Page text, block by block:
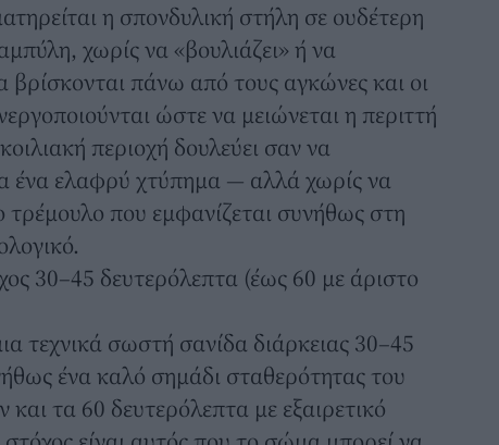
η σπονδυλική στήλη σε ουδέτερη
χωρίς να «βουλιάζει» ή να
βρίσκονται πάνω από τους αγκώνες και οι
ώστε να μειώνεται η περιττή
περιοχή δουλεύει σαν να
ένα ελαφρύ χτύπημα — αλλά χωρίς να
που εμφανίζεται συνήθως στη
30–45 δευτερόλεπτα (έως 60 με άριστο
τεχνικά σωστή σανίδα διάρκειας 30–45
ένα καλό σημάδι σταθερότητας του
τα 60 δευτερόλεπτα με εξαιρετικό